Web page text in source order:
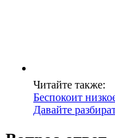
Читайте также:
Беспокоит
Давайте